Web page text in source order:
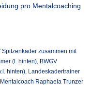
pro Mentalcoaching
zusammen mit
(l. hinten), BWGV
hinten), Landeskadertrainer
Raphaela Trunzer